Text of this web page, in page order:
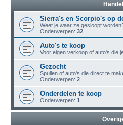
Handel
Sierra's en Scorpio's op
Weet je waar ze gesloopt
Onderwerpen: 32
Auto's te koop
Voor eigen verkoop of auto's die
Gezocht
Spullen of auto's die direct te
Onderwerpen: 2
Onderdelen te koop
Onderwerpen: 1